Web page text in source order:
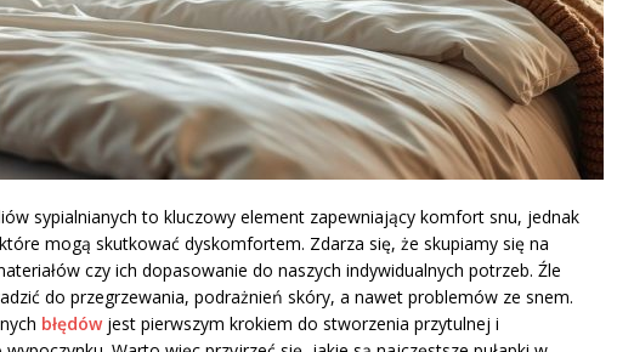
sypialnianych to kluczowy element zapewniający komfort snu, jednak
mogą skutkować dyskomfortem. Zdarza się, że skupiamy się na
czy ich dopasowanie do naszych indywidualnych potrzeb. Źle
do przegrzewania, podrażnień skóry, a nawet problemów ze snem.
błędówjest pierwszym krokiem do stworzenia przytulnej i